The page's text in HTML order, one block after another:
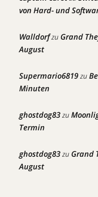
von Hard- und
WalldorfzuGrand
August
Supermario6819zu
Minuten
ghostdog83zu
Termin
ghostdog83zuGrand
August